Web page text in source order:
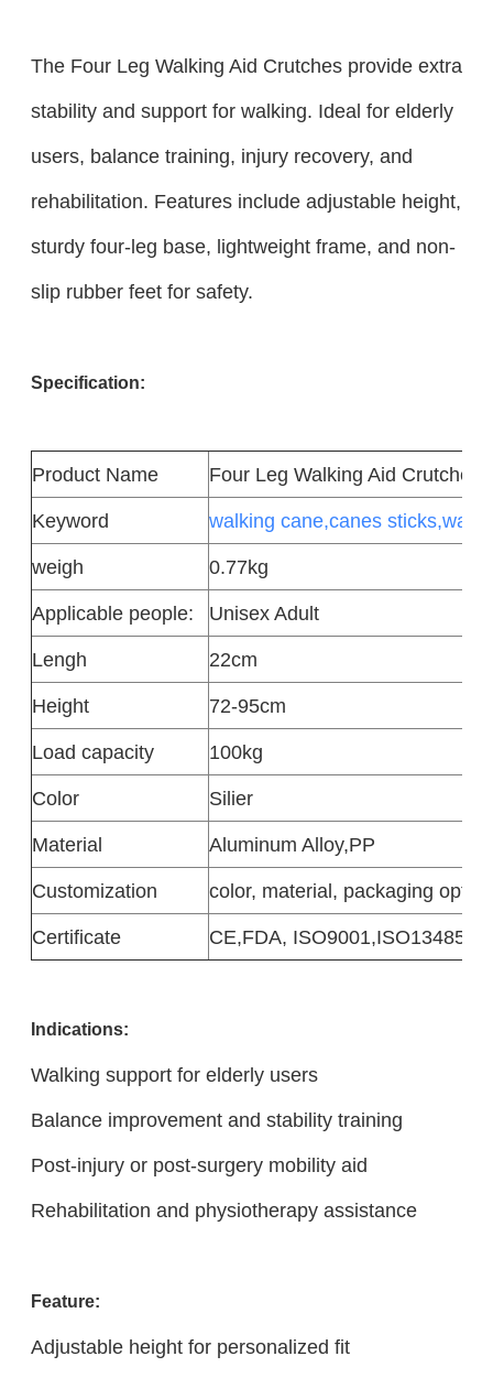
The Four Leg Walking Aid Crutches provide extra
stability and support for walking. Ideal for elderly
users, balance training, injury recovery, and
rehabilitation. Features include adjustable height,
sturdy four-leg base, lightweight frame, and non-
slip rubber feet for safety.
Specification:
Product Name
Four Leg Walking Aid Crutches
Keyword
walking cane,canes
weigh
0.77kg
Applicable people:
Unisex Adult
Lengh
22cm
Height
72-95cm
Load capacity
100kg
Color
Silier
Material
Aluminum Alloy,PP
Customization
color, material, packaging
Certificate
CE,FDA, ISO9001,ISO13485
Indications:
Walking support for elderly users
Balance improvement and stability training
Post-injury or post-surgery mobility aid
Rehabilitation and physiotherapy assistance
Feature:
Adjustable height for personalized fit